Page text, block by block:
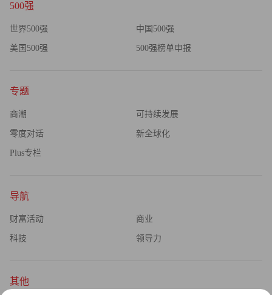
500强
世界500强 中国500强
美国500强 500强榜单申报
专题
商潮 可持续发展
零度对话 新全球化
Plus专栏
导航
财富活动 商业
科技 领导力
其他